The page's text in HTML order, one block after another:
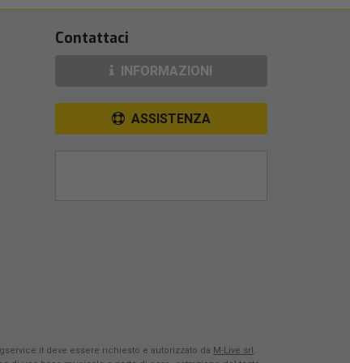
Contattaci
INFORMAZIONI
ASSISTENZA
deve essere richiesto e autorizzato da M-Live srl.